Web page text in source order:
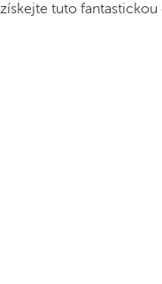
získejte tuto